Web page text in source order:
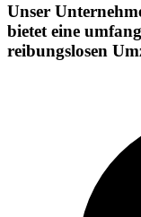
Unser
bietet eine
reibungslosen